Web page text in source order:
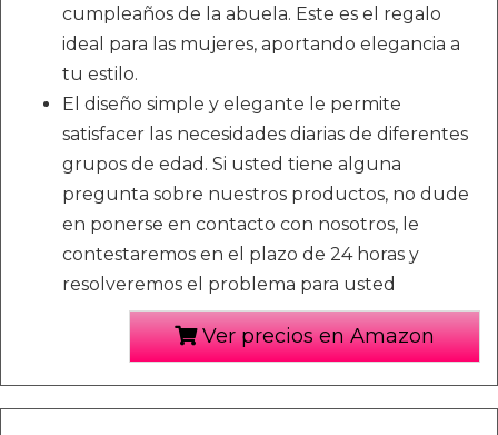
cumpleaños de la abuela. Este es el regalo
ideal para las mujeres, aportando elegancia a
tu estilo.
El diseño simple y elegante le permite
satisfacer las necesidades diarias de diferentes
grupos de edad. Si usted tiene alguna
pregunta sobre nuestros productos, no dude
en ponerse en contacto con nosotros, le
contestaremos en el plazo de 24 horas y
resolveremos el problema para usted
Ver precios en Amazon